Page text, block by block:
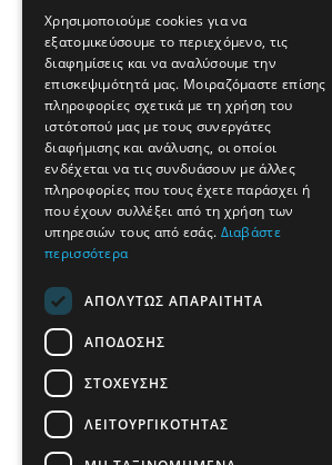
FRENCH
BULGARIAN
ROMANIAN
TURKISH
Χρησιμοποιούμε cookies για να
εξατομικεύσουμε το περιεχόμενο, τις
διαφημίσεις και να αναλύσουμε την
επισκεψιμότητά μας. Μοιραζόμαστε επίσης
πληροφορίες σχετικά με τη χρήση του
ιστότοπού μας με τους συνεργάτες
διαφήμισης και ανάλυσης, οι οποίοι
ενδέχεται να τις συνδυάσουν με άλλες
πληροφορίες που τους έχετε παράσχει ή
που έχουν συλλέξει από τη χρήση των
υπηρεσιών τους από εσάς. Διαβάστε
περισσότερα
ΑΠΟΛΎΤΩΣ ΑΠΑΡΑΊΤΗΤΑ
ΑΠΌΔΟΣΗΣ
ΣΤΌΧΕΥΣΗΣ
ΛΕΙΤΟΥΡΓΙΚΌΤΗΤΑΣ